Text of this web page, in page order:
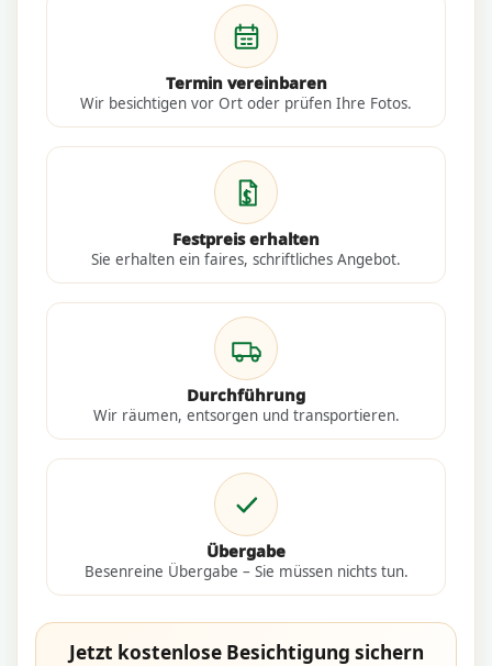
Termin vereinbaren
Wir besichtigen vor Ort oder prüfen Ihre Fotos.
Festpreis erhalten
Sie erhalten ein faires, schriftliches Angebot.
Durchführung
Wir räumen, entsorgen und transportieren.
Übergabe
Besenreine Übergabe – Sie müssen nichts tun.
Jetzt kostenlose Besichtigung sichern